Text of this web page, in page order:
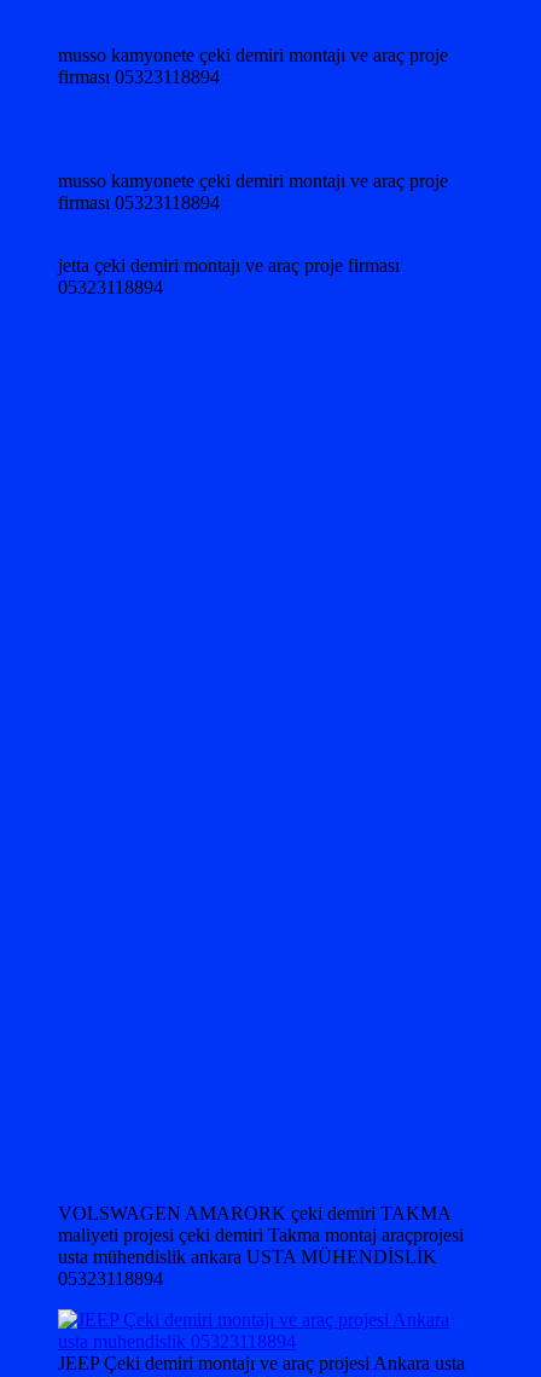
musso kamyonete çeki demiri montajı ve araç proje
firması 05323118894
musso kamyonete çeki demiri montajı ve araç proje
firması 05323118894
jetta çeki demiri montajı ve araç proje firması
05323118894
VOLSWAGEN AMARORK çeki demiri TAKMA
maliyeti projesi çeki demiri Takma montaj araçprojesi
usta mühendislik ankara USTA MÜHENDİSLİK
05323118894
JEEP Çeki demiri montajı ve araç projesi Ankara usta